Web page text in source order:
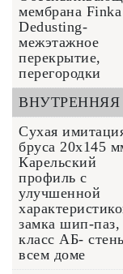
мембрана Finka
Dedusting-
межэтажное
перекрытие,
перегородки
Сухая
бруса 20х145
Карельский
профиль с
улучшенной
замка шип-паз,
класс АБ-
всем доме